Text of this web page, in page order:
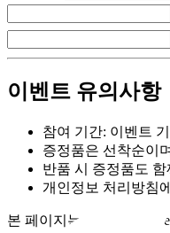
이벤트 유의사항
참여 기간: 이벤트
증정품은 선착순이
반품 시 증정품도
개인정보 처리방침
본 페이지는 Callaway